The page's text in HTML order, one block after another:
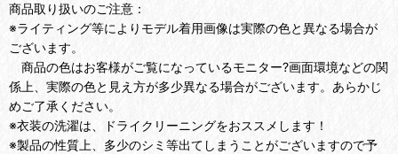
商品取り扱いのご注意：
※ライティング等によりモデル着用画像は実際の色と異なる場合が
ございます。
商品の色はお客様がご覧になっているモニター?画面環境などの関
係上、実際の色と見え方が多少異なる場合がございます。あらかじ
めご了承ください。
※衣装の洗濯は、ドライクリーニングをおススメします！
※製品の性質上、多少のシミ等出てしまうことがございますので予